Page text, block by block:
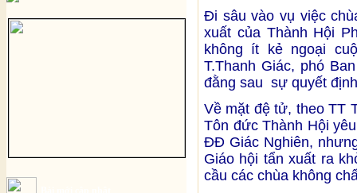
Đi sâu vào vụ việc
xuất của Thành Hội
không ít kẻ ngoại
T.Thanh Giác, phó
đằng sau sự quyết
Về mặt đệ tử, theo TT
Tôn đức Thành Hội
ĐĐ Giác Nghiên,
Giáo hội tẩn xuất ra
cầu các chùa không